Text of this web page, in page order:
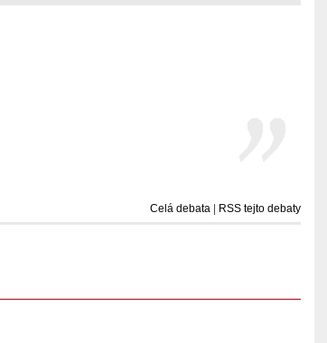
Celá debata | RSS tejto debaty